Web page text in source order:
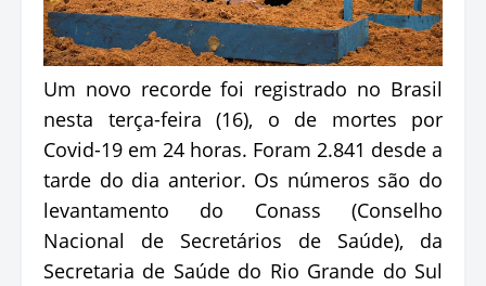
Um novo recorde foi registrado no Brasil
nesta terça-feira (16), o de mortes por
Covid-19 em 24 horas. Foram 2.841 desde a
tarde do dia anterior. Os números são do
levantamento do Conass (Conselho
Nacional de Secretários de Saúde), da
Secretaria de Saúde do Rio Grande do Sul